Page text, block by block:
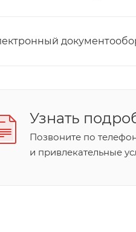
Узнать
Позвоните по
и привлекательные